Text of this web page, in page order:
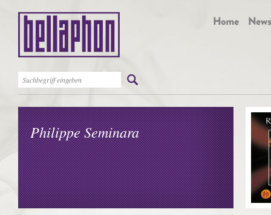
Philippe Seminara